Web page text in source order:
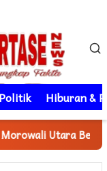
Politik Hiburan &
Menangkap